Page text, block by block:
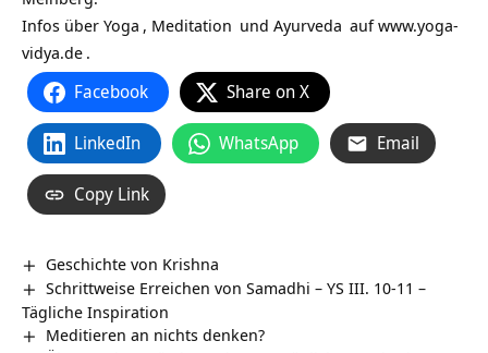
Infos über Yoga , Meditation und Ayurveda aufwww.yoga-
vidya.de .
Facebook Share on X
LinkedIn WhatsApp Email
Copy Link
Geschichte von Krishna
Schrittweise Erreichen von Samadhi – YS III. 10-11 –
Tägliche Inspiration
Meditieren an nichts denken?